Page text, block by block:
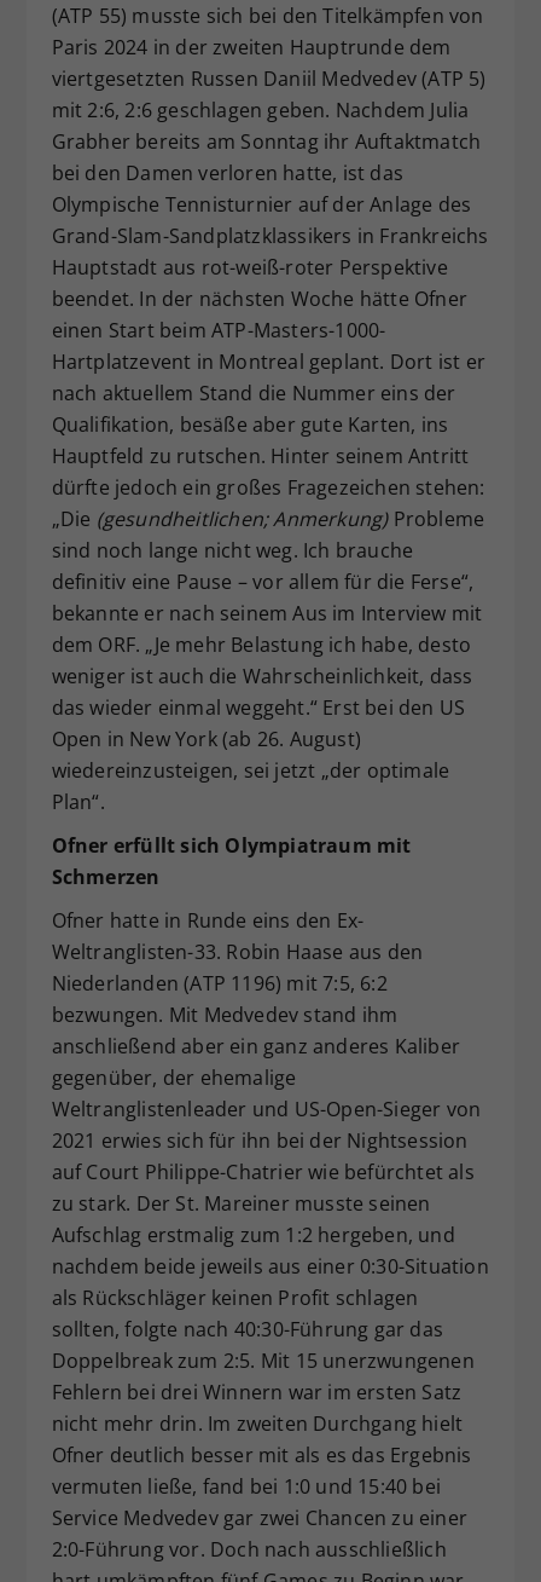
(ATP 55) musste sich bei den Titelkämpfen von
Paris 2024 in der zweiten Hauptrunde dem
viertgesetzten Russen Daniil Medvedev (ATP 5)
mit 2:6, 2:6 geschlagen geben. Nachdem Julia
Grabher bereits am Sonntag ihr Auftaktmatch
bei den Damen verloren hatte, ist das
Olympische Tennisturnier auf der Anlage des
Grand-Slam-Sandplatzklassikers in Frankreichs
Hauptstadt aus rot-weiß-roter Perspektive
beendet. In der nächsten Woche hätte Ofner
einen Start beim ATP-Masters-1000-
Hartplatzevent in Montreal geplant. Dort ist er
nach aktuellem Stand die Nummer eins der
Qualifikation, besäße aber gute Karten, ins
Hauptfeld zu rutschen. Hinter seinem Antritt
dürfte jedoch ein großes Fragezeichen stehen:
„Die (gesundheitlichen; Anmerkung)Probleme
sind noch lange nicht weg. Ich brauche
definitiv eine Pause – vor allem für die Ferse“,
bekannte er nach seinem Aus im Interview mit
dem ORF. „Je mehr Belastung ich habe, desto
weniger ist auch die Wahrscheinlichkeit, dass
das wieder einmal weggeht.“ Erst bei den US
Open in New York (ab 26. August)
wiedereinzusteigen, sei jetzt „der optimale
Plan“.
Ofner erfüllt sich Olympiatraum mit
Schmerzen
Ofner hatte in Runde eins den Ex-
Weltranglisten-33. Robin Haase aus den
Niederlanden (ATP 1196) mit 7:5, 6:2
bezwungen. Mit Medvedev stand ihm
anschließend aber ein ganz anderes Kaliber
gegenüber, der ehemalige
Weltranglistenleader und US-Open-Sieger von
2021 erwies sich für ihn bei der Nightsession
auf Court Philippe-Chatrier wie befürchtet als
zu stark. Der St. Mareiner musste seinen
Aufschlag erstmalig zum 1:2 hergeben, und
nachdem beide jeweils aus einer 0:30-Situation
als Rückschläger keinen Profit schlagen
sollten, folgte nach 40:30-Führung gar das
Doppelbreak zum 2:5. Mit 15 unerzwungenen
Fehlern bei drei Winnern war im ersten Satz
nicht mehr drin. Im zweiten Durchgang hielt
Ofner deutlich besser mit als es das Ergebnis
vermuten ließe, fand bei 1:0 und 15:40 bei
Service Medvedev gar zwei Chancen zu einer
2:0-Führung vor. Doch nach ausschließlich
Zweck
Dieser Wert speichert Ihre Consent-
Einstellungen. Unter anderem eine
zufällig generierte ID, für die
historische Speicherung Ihrer
vorgenommen Einstellungen, falls der
Webseiten-Betreiber dies eingestellt